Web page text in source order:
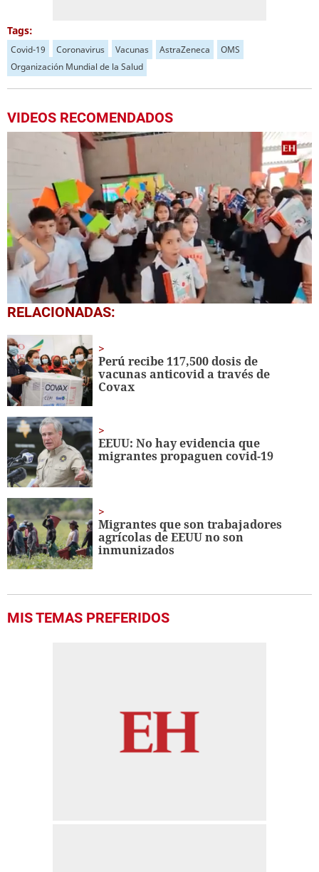
Tags:
Covid-19 Coronavirus Vacunas AstraZeneca
OMS
Organización Mundial de la Salud
VIDEOS RECOMENDADOS
0
seconds
1
minute,
56
seconds
RELACIONADAS:
Perú recibe 117,500 dosis de
vacunas anticovid a través de
Covax
EEUU: No hay evidencia que
migrantes propaguen covid-19
Migrantes que son trabajadores
agrícolas de EEUU no son
inmunizados
MIS TEMAS PREFERIDOS